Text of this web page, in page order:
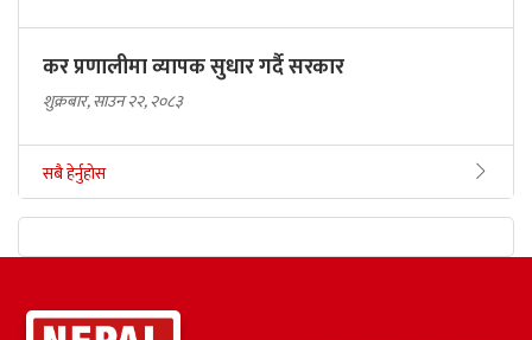
कर प्रणालीमा व्यापक सुधार गर्दै सरकार
शुक्रबार, साउन २२, २०८३
सबै हेर्नुहोस